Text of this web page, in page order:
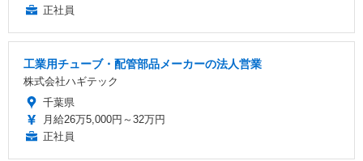
正社員
工業用チューブ・配管部品メーカーの法人営業
株式会社ハギテック
千葉県
月給26万5,000円～32万円
正社員